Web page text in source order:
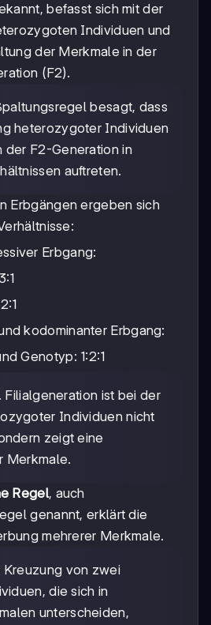
befasst sich mit der
Individuen und
der Merkmale in der
(F2).
besagt, dass
heterozygoter Individuen
der F2-Generation in
auftreten.
Erbgängen ergeben sich
Erbgang:
kodominanter Erbgang:
Genotyp: 1:2:1
Filialgeneration ist bei der
Individuen nicht
zeigt eine
Merkmale.
Regel, auch
genannt, erklärt die
mehrerer Merkmale.
Kreuzung von zwei
die sich in
unterscheiden,